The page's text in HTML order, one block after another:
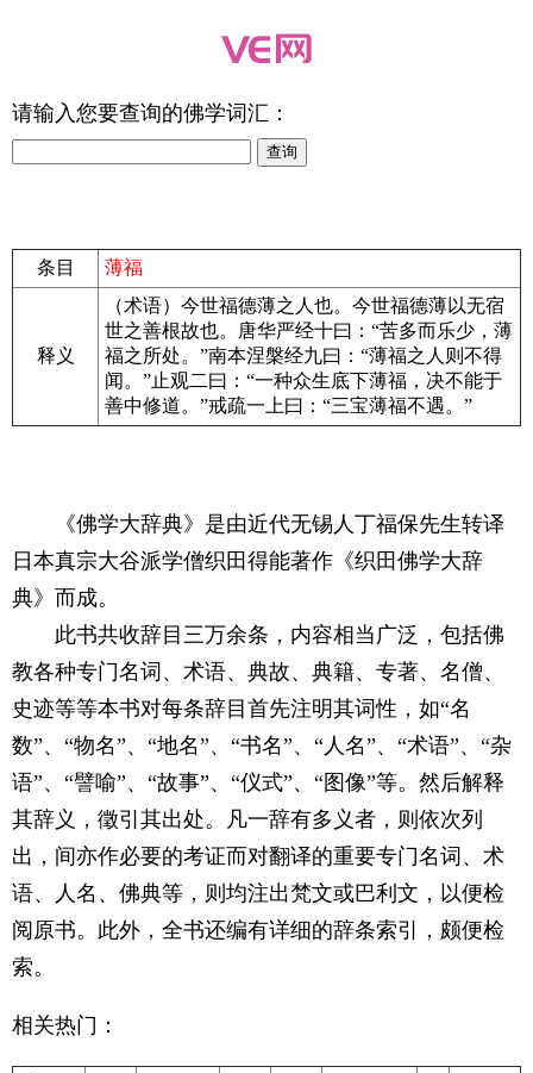
请输入您要查询的佛学词汇：
条目 薄福
释义
（术语）今世福德薄之人也。今世福德薄以无宿
世之善根故也。唐华严经十曰：“苦多而乐少，薄
福之所处。”南本涅槃经九曰：“薄福之人则不得
闻。”止观二曰：“一种众生底下薄福，决不能于
善中修道。”戒疏一上曰：“三宝薄福不遇。”
《佛学大辞典》是由近代无锡人丁福保先生转译
日本真宗大谷派学僧织田得能著作《织田佛学大辞
典》而成。
此书共收辞目三万余条，内容相当广泛，包括佛
教各种专门名词、术语、典故、典籍、专著、名僧、
史迹等等本书对每条辞目首先注明其词性，如“名
数”、“物名”、“地名”、“书名”、“人名”、“术语”、“杂
语”、“譬喻”、“故事”、“仪式”、“图像”等。然后解释
其辞义，徵引其出处。凡一辞有多义者，则依次列
出，间亦作必要的考证而对翻译的重要专门名词、术
语、人名、佛典等，则均注出梵文或巴利文，以便检
阅原书。此外，全书还编有详细的辞条索引，颇便检
索。
相关热门：